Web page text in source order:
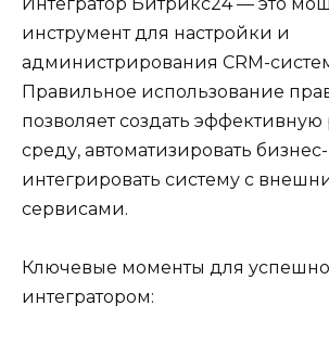
инструмент для настройки и
администрирования CRM-
Правильное использование
позволяет создать
среду, автоматизировать
интегрировать систему с
сервисами.
Ключевые моменты для
интегратором: